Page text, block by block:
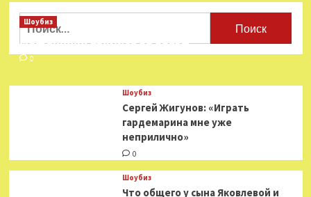
Найти:
Шоубиз
Мошенники взялись за звезд
0
Шоубиз
Сергей Жигунов: «Играть
гардемарина мне уже
неприлично»
0
Шоубиз
Что общего у сына Яковлевой и